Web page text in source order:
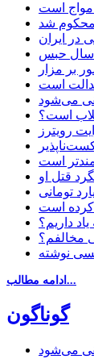
مواج است
در ایران
بر مزار
است
می‌شود
است؟
رویترز
است
قتل او
تومانی
کرده است
داریم؟
مخالفم؟
نوشته
ادامه مطالب...
گوناگون
می‌شود